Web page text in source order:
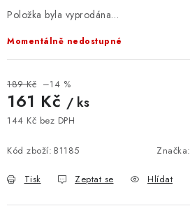
Podmínky ochrany osobních údajů
Položka byla vyprodána…
Momentálně nedostupné
189 Kč –14 %
161 Kč / ks
144 Kč bez DPH
Kód zboží: B1185 Značka:
Tisk Zeptat se Hlídat